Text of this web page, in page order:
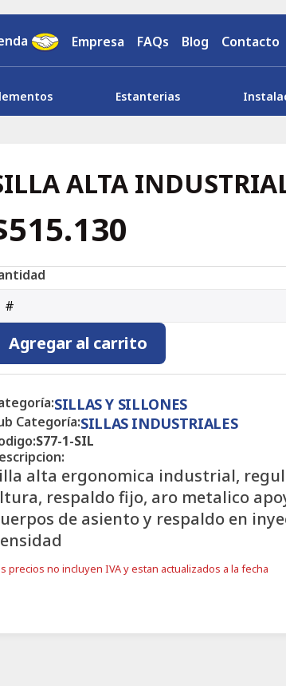
Empresa FAQs Blog Contacto
Estanterias
ALTA
#
Agregar al carrito
SILLAS Y SILLONES
Categoría:SILLAS INDUSTRIALES
S77-1-SIL
alta ergonomica industrial,
respaldo fijo, aro metalico
de asiento y respaldo en
precios no incluyen IVA y estan actualizados a la fecha